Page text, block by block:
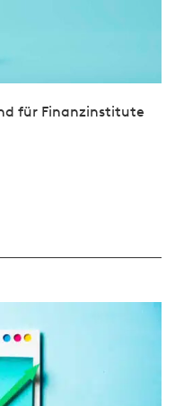
für Finanzinstitute